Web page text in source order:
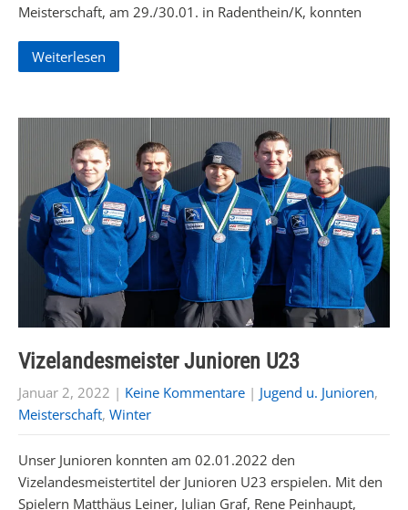
Meisterschaft, am 29./30.01. in Radenthein/K, konnten
Weiterlesen
Vizelandesmeister Junioren U23
Januar 2, 2022 | Keine Kommentare | Jugend u. Junioren,
Meisterschaft, Winter
Unser Junioren konnten am 02.01.2022 den
Vizelandesmeistertitel der Junioren U23 erspielen. Mit den
Spielern Matthäus Leiner, Julian Graf, Rene Peinhaupt,